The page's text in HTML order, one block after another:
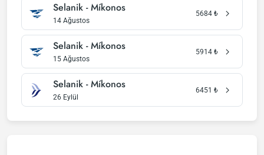
Selanik - Míkonos
14 Ağustos
5684 ₺
Selanik - Míkonos
15 Ağustos
5914 ₺
Selanik - Míkonos
26 Eylül
6451 ₺